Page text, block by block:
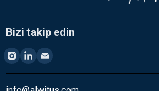
Bizi takip edin